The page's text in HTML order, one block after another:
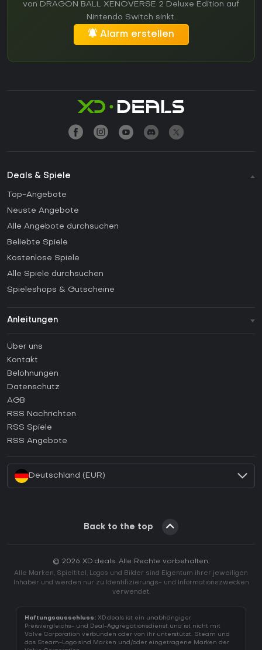
von DRAGON BALL XENOVERSE 2 Deluxe Edition auf
Nintendo Switch sinkt.
Alarm erstellen
Deals & Spiele
Top-Angebote
Neuste Angebote
Alle Angebote durchsuchen
Beliebte Spiele
Kostenlose Spiele
Alle Spiele durchsuchen
Spieleshops & Gutscheine
Anleitungen
Anleitungen
Wie aktiviert man einen Steam CD Key?
Wie aktiviert man einen Epic Games CD Key?
Wie aktiviert man einen GOG CD Key?
Wie aktiviert man einen Ubisoft Connect CD Key?
Wie aktiviert man einen EA App CD Key?
Über uns
Kontakt
Belohnungen
Datenschutz
AGB
RSS Nachrichten
RSS Spiele
RSS Angebote
Deutschland (EUR)
Back to the top
© 2026 XD.deals. Alle Rechte vorbehalten.
Alle Marken, Spieltitel, Logos und Bilder sind Eigentum ihrer jeweiligen
Inhaber und werden nur zu Identifizierungs- und Informationszwecken
verwendet.
Haftungsausschluss: XD.deals ist ein unabhängiger
Preisvergleichs- und Deal-Aggregationsdienst und ist nicht mit
Valve Corporation verbunden oder von ihr unterstützt. Steam und
das Steam-Logo sind Marken und/oder eingetragene Marken der